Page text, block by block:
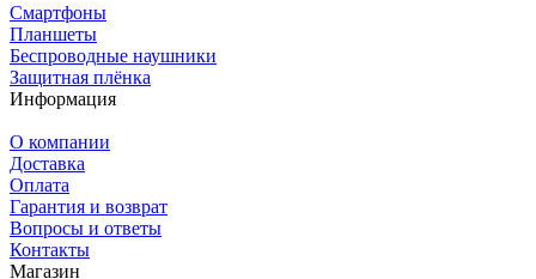
Смартфоны
Планшеты
Беспроводные наушники
Защитная плёнка
Информация
О компании
Доставка
Оплата
Гарантия и возврат
Вопросы и ответы
Контакты
Магазин